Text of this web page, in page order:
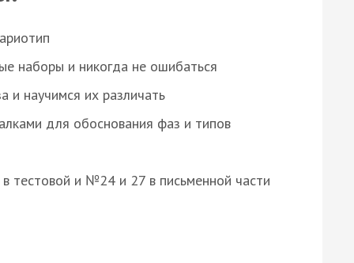
наборы и никогда не ошибаться
и научимся их различать
для обоснования фаз и типов
тестовой и №24 и 27 в письменной части